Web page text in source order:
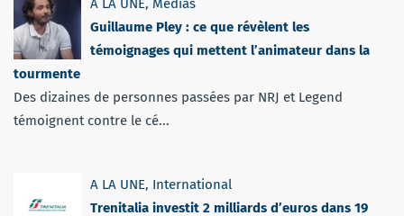
A LA UNE, Médias
Guillaume Pley : ce que révèlent les
témoignages qui mettent l’animateur dans la
tourmente
Des dizaines de personnes passées par NRJ et Legend
témoignent contre le cé...
A LA UNE, International
Trenitalia investit 2 milliards d’euros dans 19